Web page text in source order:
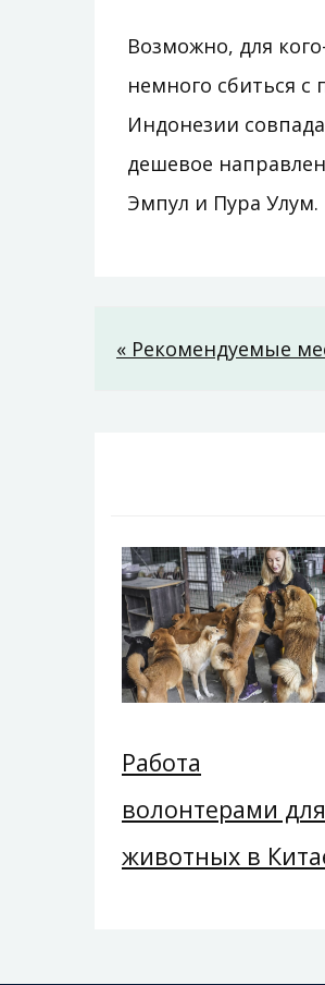
Возможно, для
немного сбиться с
Индонезии
дешевое
Эмпул и Пура Улум.
Навигация
« Рекомендуемые
Работа
волонтерами для
животных в